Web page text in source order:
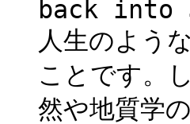
back into
人生のよう
ことです。
然や地質学